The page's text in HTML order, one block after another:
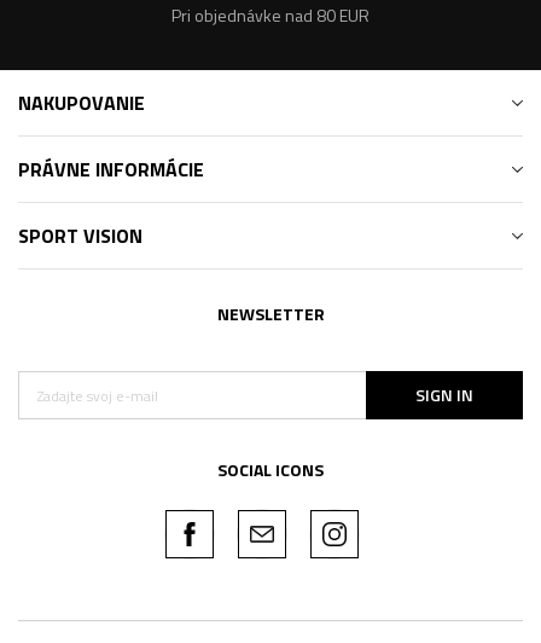
Pri objednávke nad 80 EUR
NAKUPOVANIE
PRÁVNE INFORMÁCIE
SPORT VISION
NEWSLETTER
SIGN IN
SOCIAL ICONS